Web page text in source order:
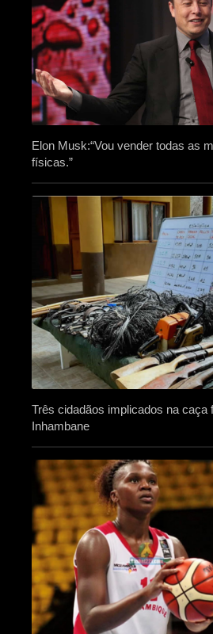
Elon Musk:“Vou vender todas as
físicas.”
Três cidadãos implicados na caça
Inhambane